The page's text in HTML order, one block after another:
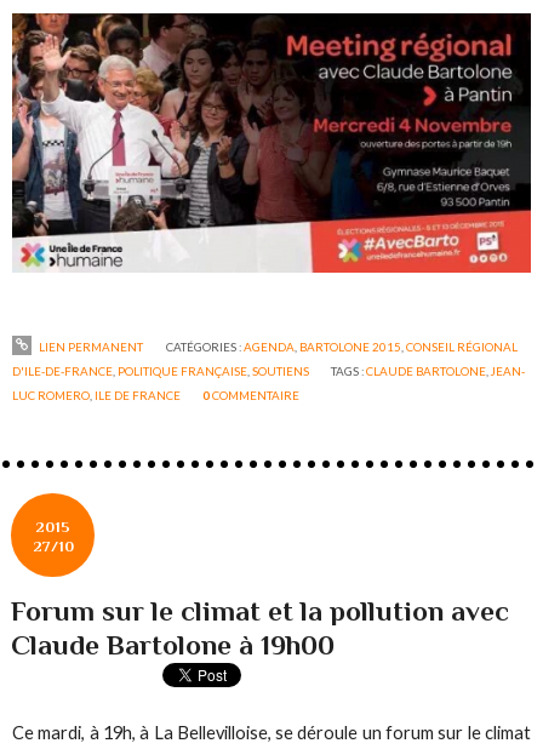
LIEN PERMANENT CATÉGORIES :AGENDA BARTOLONE 2015 CONSEIL RÉGIONAL
D'ILE-DE-FRANCE POLITIQUE FRANÇAISE ,SOUTIENS TAGS :CLAUDE BARTOLONE JEAN-
LUC ROMERO ILE DE FRANCE 0COMMENTAIRE
2015
27/10
Forum sur le climat et la pollution avec
Claude Bartolone à 19h00
Ce mardi, à 19h, à La Bellevilloise, se déroule un forum sur le climat